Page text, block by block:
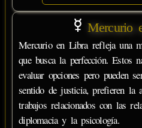
Mercurio
Mercurio en Libra refleja una
que busca la perfección. Estos
evaluar opciones pero pueden
sentido de justicia, prefieren la
trabajos relacionados con las
diplomacia y la psicología.